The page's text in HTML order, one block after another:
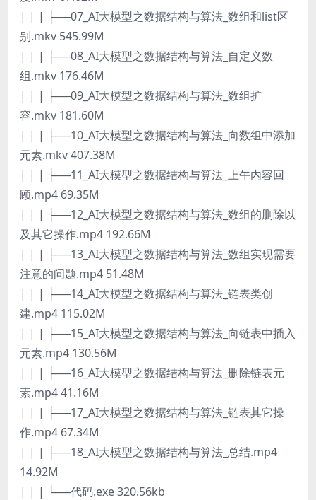
| | | ├──07_AI大模型之数据结构与算法_数组和list区
别.mkv 545.99M
| | | ├──08_AI大模型之数据结构与算法_自定义数
组.mkv 176.46M
| | | ├──09_AI大模型之数据结构与算法_数组扩
容.mkv 181.60M
| | | ├──10_AI大模型之数据结构与算法_向数组中添加
元素.mkv 407.38M
| | | ├──11_AI大模型之数据结构与算法_上午内容回
顾.mp4 69.35M
| | | ├──12_AI大模型之数据结构与算法_数组的删除以
及其它操作.mp4 192.66M
| | | ├──13_AI大模型之数据结构与算法_数组实现需要
注意的问题.mp4 51.48M
| | | ├──14_AI大模型之数据结构与算法_链表类创
建.mp4 115.02M
| | | ├──15_AI大模型之数据结构与算法_向链表中插入
元素.mp4 130.56M
| | | ├──16_AI大模型之数据结构与算法_删除链表元
素.mp4 41.16M
| | | ├──17_AI大模型之数据结构与算法_链表其它操
作.mp4 67.34M
| | | ├──18_AI大模型之数据结构与算法_总结.mp4
14.92M
| | | └──代码.exe 320.56kb